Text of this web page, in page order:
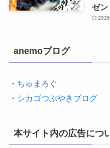
ゼン
anemoブログ
・ ちゅまろぐ
・ シカゴつぶやきブログ
本サイト内の広告につ